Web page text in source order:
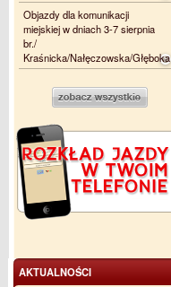
Objazdy dla komunikacji
miejskiej w dniach 3-7 sierpnia
br./
Kraśnicka/Nałęczowska/Głęboka
AKTUALNOŚCI